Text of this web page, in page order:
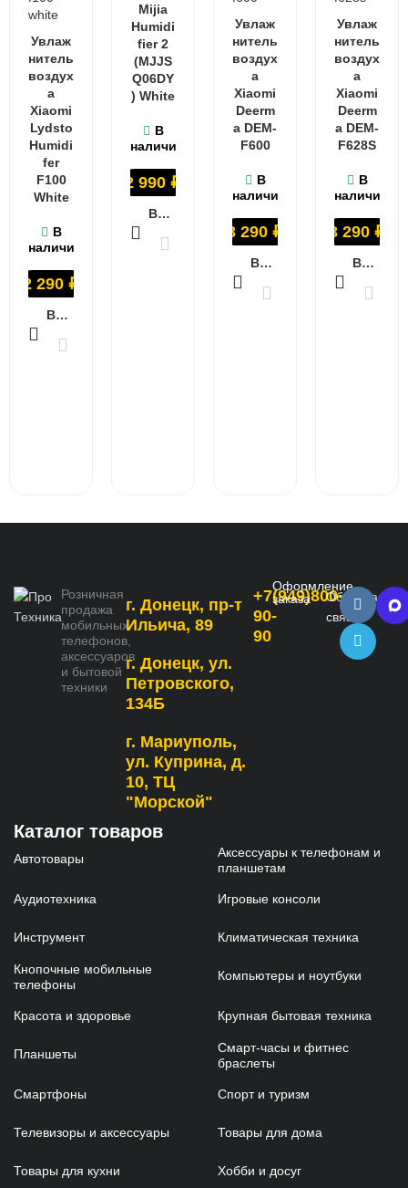
Увлаж
нитель
воздух
а
Xiaomi
Lydsto
Humidi
fer
F100
White
В
наличии
2 290 ₽
В КОРЗИНУ
Mijia
Humidi
fier 2
(MJJS
Q06DY
) White
В
наличии
2 990 ₽
В КОРЗИНУ
Увлаж
нитель
воздух
а
Xiaomi
Deerm
a DEM-
F600
В
наличии
3 290 ₽
В КОРЗИНУ
Увлаж
нитель
воздух
а
Xiaomi
Deerm
a DEM-
F628S
В
наличии
3 290 ₽
В КОРЗИНУ
Розничная
продажа
мобильных
телефонов,
аксессуаров
и бытовой
техники
г. Донецк, пр-т
Ильича, 89
г. Донецк, ул.
Петровского,
134Б
г. Мариуполь,
ул. Куприна, д.
10, ТЦ
"Морской"
+7(949)800-
90-
90
Оформление
заказа
Обратная
связь
Каталог товаров
Автотовары
Аксессуары к телефонам и
планшетам
Аудиотехника Игровые консоли
Инструмент Климатическая техника
Кнопочные мобильные
телефоны
Компьютеры и ноутбуки
Красота и здоровье Крупная бытовая техника
Планшеты
Смарт-часы и фитнес
браслеты
Смартфоны Спорт и туризм
Телевизоры и аксессуары Товары для дома
Товары для кухни Хобби и досуг